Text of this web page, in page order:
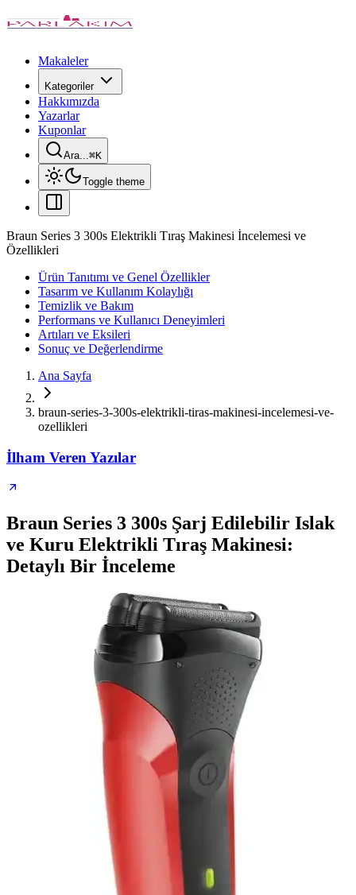
Makaleler
Kategoriler
Hakkımızda
Yazarlar
Kuponlar
Ara...⌘K
Toggle theme
Braun Series 3 300s Elektrikli Tıraş Makinesi İncelemesi ve
Özellikleri
Ürün Tanıtımı ve Genel Özellikler
Tasarım ve Kullanım Kolaylığı
Temizlik ve Bakım
Performans ve Kullanıcı Deneyimleri
Artıları ve Eksileri
Sonuç ve Değerlendirme
Ana Sayfa
braun-series-3-300s-elektrikli-tiras-makinesi-incelemesi-ve-
ozellikleri
İlham Veren Yazılar
Braun Series 3 300s Şarj Edilebilir Islak
ve Kuru Elektrikli Tıraş Makinesi:
Detaylı Bir İnceleme